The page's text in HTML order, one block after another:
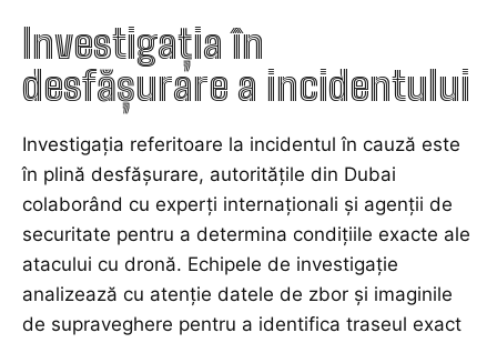
Investigația în
desfășurare a incidentului
Investigația referitoare la incidentul în cauză este
în plină desfășurare, autoritățile din Dubai
colaborând cu experți internaționali și agenții de
securitate pentru a determina condițiile exacte ale
atacului cu dronă. Echipele de investigație
analizează cu atenție datele de zbor și imaginile
de supraveghere pentru a identifica traseul exact